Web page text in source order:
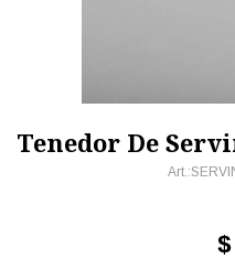
Tenedor De
$